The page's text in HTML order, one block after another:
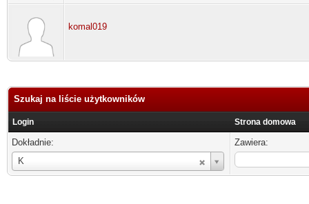
komal019
Szukaj na liście użytkowników
Login Strona domowa
Dokładnie:
K
Login
Zawiera: